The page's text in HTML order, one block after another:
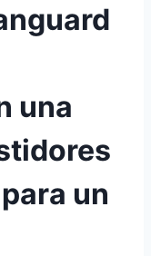
una
un